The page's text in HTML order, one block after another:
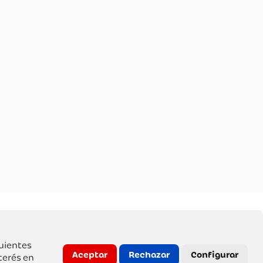
en
Aceptar Rechazar Configurar